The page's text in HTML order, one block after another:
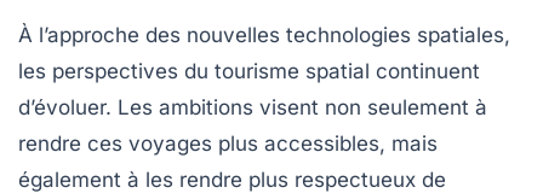
À l’approche des nouvelles technologies spatiales,
les perspectives du tourisme spatial continuent
d’évoluer. Les ambitions visent non seulement à
rendre ces voyages plus accessibles, mais
également à les rendre plus respectueux de